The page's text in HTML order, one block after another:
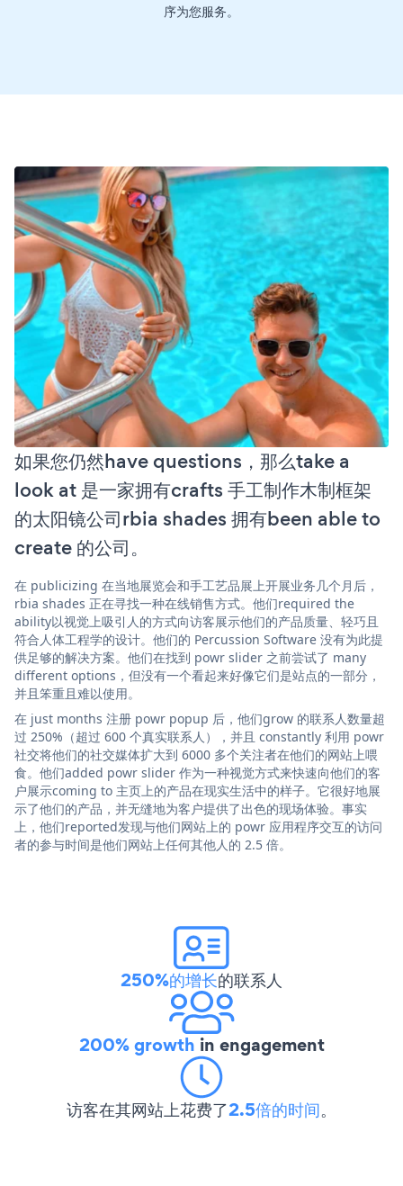
序为您服务。
如果您仍然have questions，那么take a
look at 是一家拥有crafts 手工制作木制框架
的太阳镜公司rbia shades 拥有been able to
create 的公司。
在 publicizing 在当地展览会和手工艺品展上开展业务几个月后，
rbia shades 正在寻找一种在线销售方式。他们required the
ability以视觉上吸引人的方式向访客展示他们的产品质量、轻巧且
符合人体工程学的设计。他们的 Percussion Software 没有为此提
供足够的解决方案。他们在找到 powr slider 之前尝试了 many
different options，但没有一个看起来好像它们是站点的一部分，
并且笨重且难以使用。
在 just months 注册 powr popup 后，他们grow 的联系人数量超
过 250%（超过 600 个真实联系人），并且 constantly 利用 powr
社交将他们的社交媒体扩大到 6000 多个关注者在他们的网站上喂
食。他们added powr slider 作为一种视觉方式来快速向他们的客
户展示coming to 主页上的产品在现实生活中的样子。它很好地展
示了他们的产品，并无缝地为客户提供了出色的现场体验。事实
上，他们reported发现与他们网站上的 powr 应用程序交互的访问
者的参与时间是他们网站上任何其他人的 2.5 倍。
250%的增长的联系人
200% growth in engagement
访客在其网站上花费了2.5倍的时间。